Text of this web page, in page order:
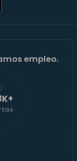
empleo.